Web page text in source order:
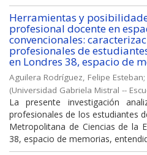
Herramientas y
profesional docente en
convencionales:
profesionales de
en Londres 38, espacio de
Aguilera Rodríguez, Felipe Esteban;
(Universidad Gabriela Mistral --
La presente investigación
profesionales de los estudiantes
Metropolitana de Ciencias de la
38, espacio de memorias,